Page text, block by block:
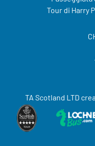
Tour di Harry
TA Scotland LTD